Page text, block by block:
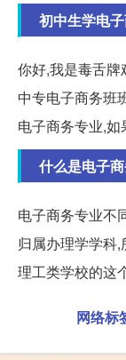
初中生学电
你好,我是毒舌
中专电子商务班
电子商务专业,如
什么是电子
电子商务专业不
归属办理学学科,
理工类学校的这
网络标